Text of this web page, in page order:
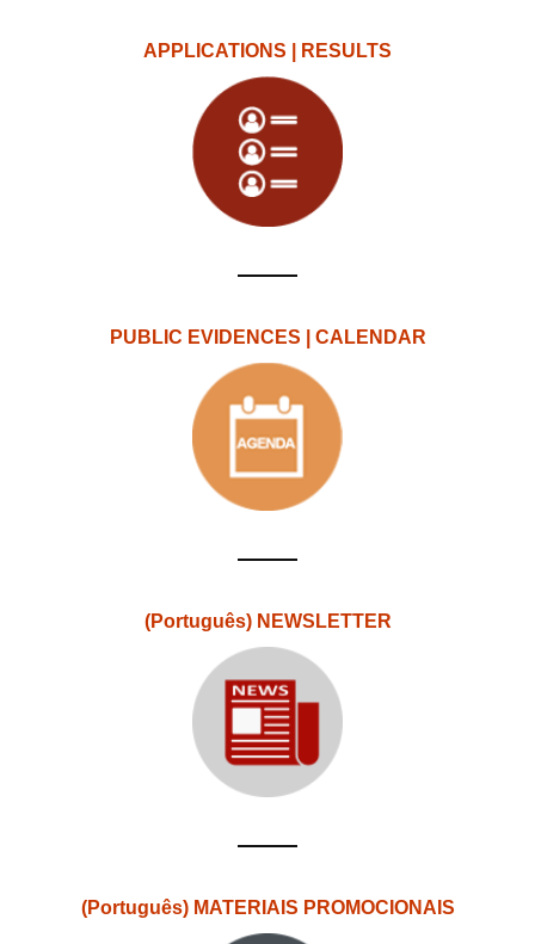
APPLICATIONS | RESULTS
PUBLIC EVIDENCES | CALENDAR
(Português) NEWSLETTER
(Português) MATERIAIS PROMOCIONAIS